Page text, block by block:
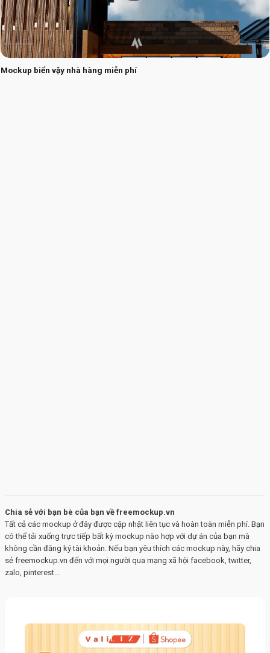
Mockup biển vậy nhà hàng miễn phí
Chia sẻ với bạn bè của bạn về freemockup.vn
Tất cả các mockup ở đây được cập nhật liên tục và hoàn toàn miễn phí. Bạn
có thể tải xuống trực tiếp bất kỳ mockup nào hợp với dự án của bạn mà
không cần đăng ký tài khoản. Nếu bạn yêu thích các mockup này, hãy chia
sẻ freemockup.vn đến với mọi người qua mạng xã hội facebook, twitter,
zalo, pinterest…